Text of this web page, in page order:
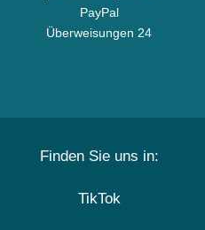
PayPal
Überweisungen 24
Finden Sie uns in:
TikTok